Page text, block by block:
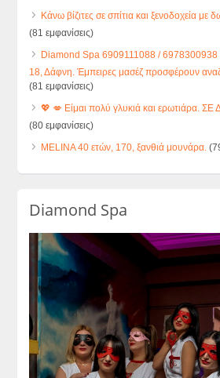
Κάνω βίζιτες σε σπίτια και ξενοδοχεία με
(81 εμφανίσεις)
Diamond Spa 6909111088 /
18, Δάφνη. Έμπειρες μασέζ προσφέρουν
(81 εμφανίσεις)
💖 💋 Είμαι πολύ γλυκιά και ερωτιάρα.
(80 εμφανίσεις)
MELINA 40 ετών, 170, ξανθιά μουνάρα.
Diamond Spa